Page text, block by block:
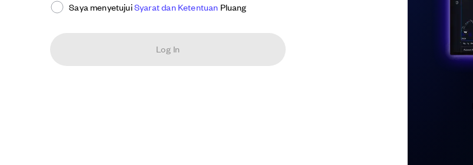
Saya menyetujuiSyarat dan Ketentuan Pluang
Log In